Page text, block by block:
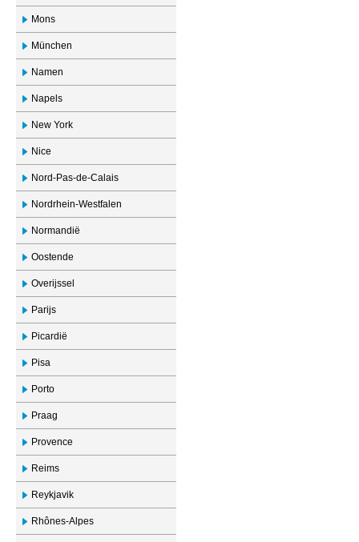
Mons
München
Namen
Napels
New York
Nice
Nord-Pas-de-Calais
Nordrhein-Westfalen
Normandië
Oostende
Overijssel
Parijs
Picardië
Pisa
Porto
Praag
Provence
Reims
Reykjavik
Rhônes-Alpes